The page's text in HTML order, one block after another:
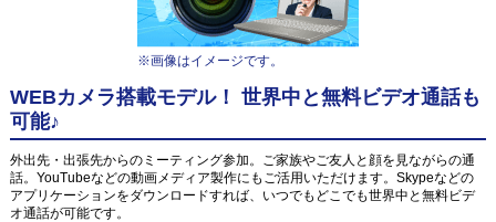
※画像はイメージです。
WEBカメラ搭載モデル！ 世界中と無料ビデオ通話も
可能♪
外出先・出張先からのミーティング参加。ご家族やご友人と顔を見ながらの通
話。YouTubeなどの動画メディア製作にもご活用いただけます。Skypeなどの
アプリケーションをダウンロードすれば、いつでもどこでも世界中と無料ビデ
オ通話が可能です。